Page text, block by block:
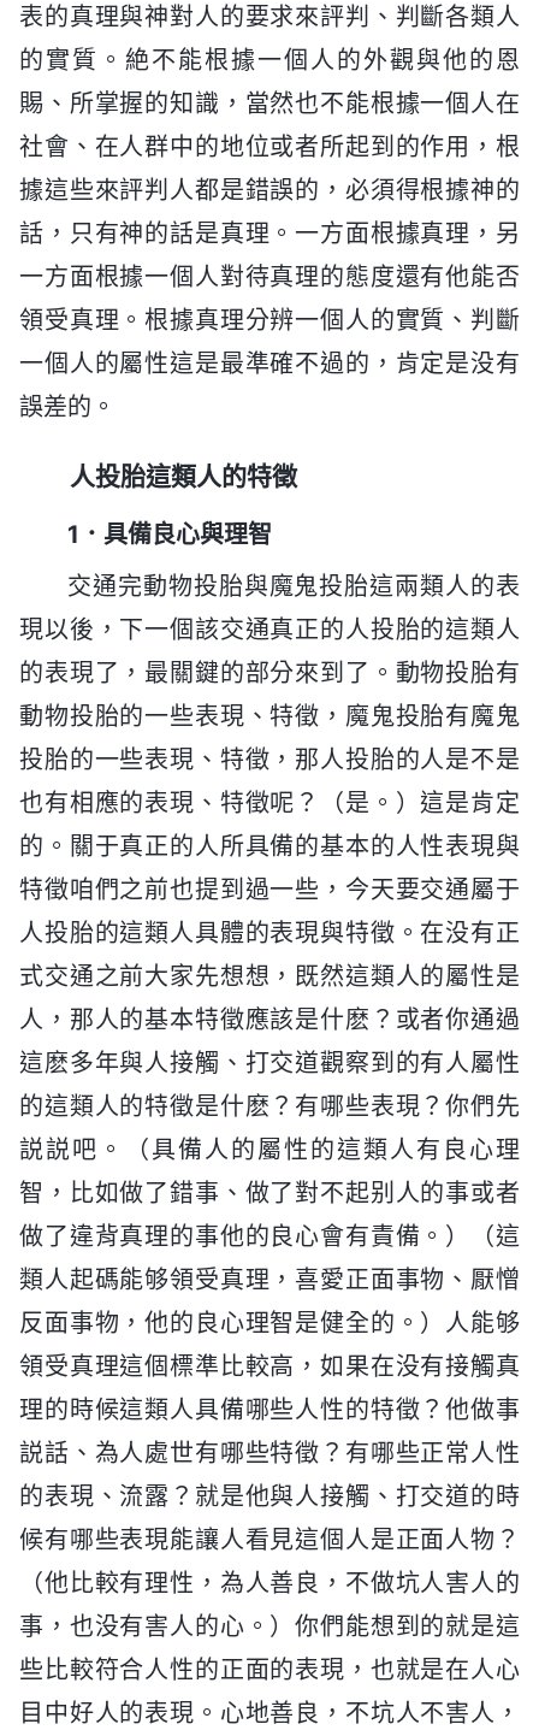
表的真理與神對人的要求來評判、判斷各類人
的實質。絶不能根據一個人的外觀與他的恩
賜、所掌握的知識，當然也不能根據一個人在
社會、在人群中的地位或者所起到的作用，根
據這些來評判人都是錯誤的，必須得根據神的
話，只有神的話是真理。一方面根據真理，另
一方面根據一個人對待真理的態度還有他能否
領受真理。根據真理分辨一個人的實質、判斷
一個人的屬性這是最準確不過的，肯定是没有
誤差的。
人投胎這類人的特徵
1．具備良心與理智
交通完動物投胎與魔鬼投胎這兩類人的表
現以後，下一個該交通真正的人投胎的這類人
的表現了，最關鍵的部分來到了。動物投胎有
動物投胎的一些表現、特徵，魔鬼投胎有魔鬼
投胎的一些表現、特徵，那人投胎的人是不是
也有相應的表現、特徵呢？（是。）這是肯定
的。關于真正的人所具備的基本的人性表現與
特徵咱們之前也提到過一些，今天要交通屬于
人投胎的這類人具體的表現與特徵。在没有正
式交通之前大家先想想，既然這類人的屬性是
人，那人的基本特徵應該是什麽？或者你通過
這麽多年與人接觸、打交道觀察到的有人屬性
的這類人的特徵是什麽？有哪些表現？你們先
説説吧。（具備人的屬性的這類人有良心理
智，比如做了錯事、做了對不起别人的事或者
做了違背真理的事他的良心會有責備。）（這
類人起碼能够領受真理，喜愛正面事物、厭憎
反面事物，他的良心理智是健全的。）人能够
領受真理這個標準比較高，如果在没有接觸真
理的時候這類人具備哪些人性的特徵？他做事
説話、為人處世有哪些特徵？有哪些正常人性
的表現、流露？就是他與人接觸、打交道的時
候有哪些表現能讓人看見這個人是正面人物？
（他比較有理性，為人善良，不做坑人害人的
事，也没有害人的心。）你們能想到的就是這
些比較符合人性的正面的表現，也就是在人心
目中好人的表現。心地善良，不坑人不害人，